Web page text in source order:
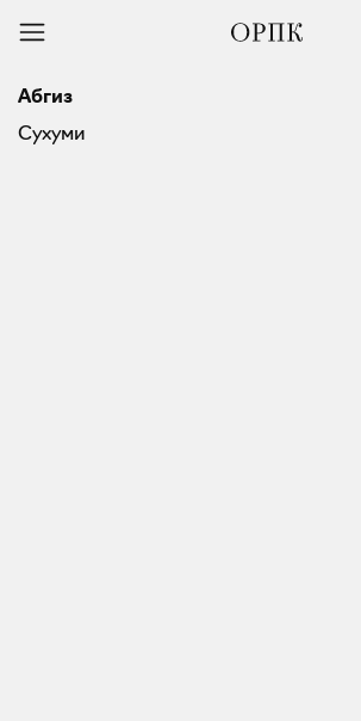
Абгиз
Сухуми